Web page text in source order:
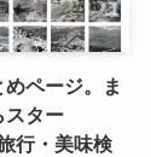
ページ。ま
スター
行・美味検